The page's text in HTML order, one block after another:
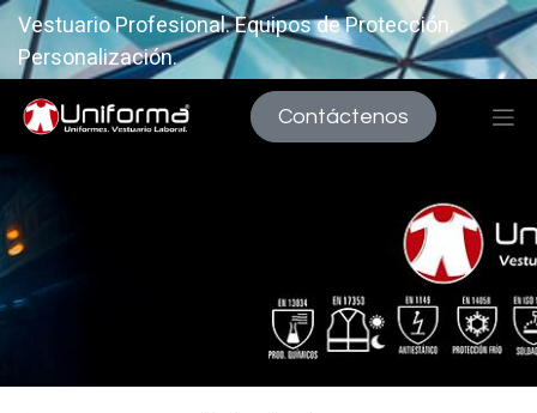
Vestuario Profesional. Equipos de Protección.
Personalización.
Contáctenos